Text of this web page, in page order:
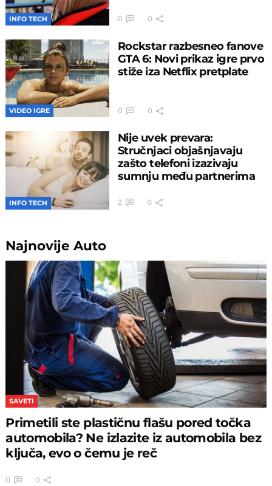
INFO TECH 0 0
VIDEO IGRE
Rockstar razbesneo fanove
GTA 6: Novi prikaz igre prvo
stiže iza Netflix pretplate
0 0
INFO TECH
Nije uvek prevara:
Stručnjaci objašnjavaju
zašto telefoni izazivaju
sumnju među partnerima
2 0
NajnovijeAuto
SAVETI
Primetili ste plastičnu flašu pored točka
automobila? Ne izlazite iz automobila bez
ključa, evo o čemu je reč
0 0